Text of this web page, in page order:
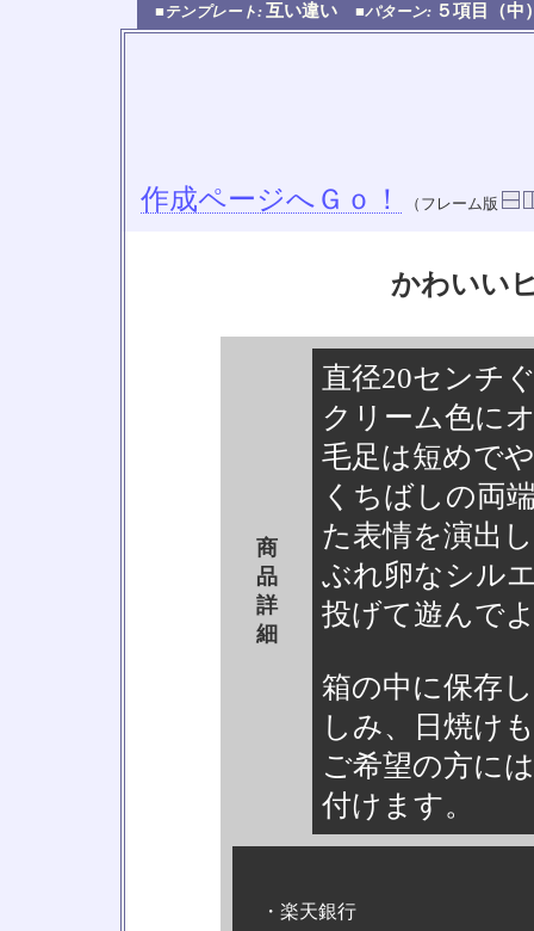
■テンプレート: 互い違い ■パターン: ５項目（
作成ページへＧｏ！ （フレーム版
かわいい
商
品
詳
細
直径20センチ
クリーム色に
毛足は短めで
くちばしの両
た表情を演出
ぶれ卵なシル
投げて遊んで
箱の中に保存
しみ、日焼け
ご希望の方に
付けます。
・楽天銀行